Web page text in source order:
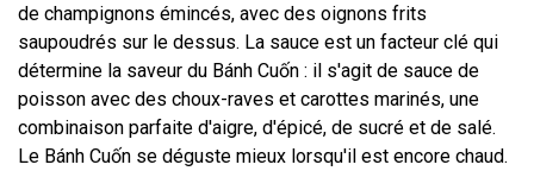
de champignons émincés, avec des oignons frits
saupoudrés sur le dessus. La sauce est un facteur clé qui
détermine la saveur du Bánh Cuốn : il s'agit de sauce de
poisson avec des choux-raves et carottes marinés, une
combinaison parfaite d'aigre, d'épicé, de sucré et de salé.
Le Bánh Cuốn se déguste mieux lorsqu'il est encore chaud.